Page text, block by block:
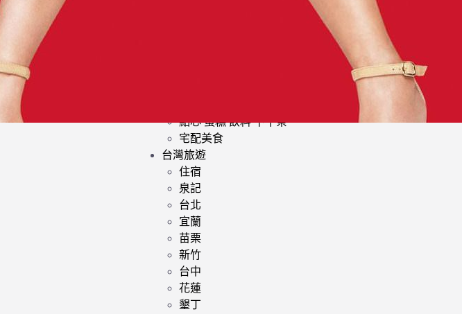
點心 蛋糕 飲料 下午茶
宅配美食
台灣旅遊
住宿
泉記
台北
宜蘭
苗栗
新竹
台中
花蓮
墾丁